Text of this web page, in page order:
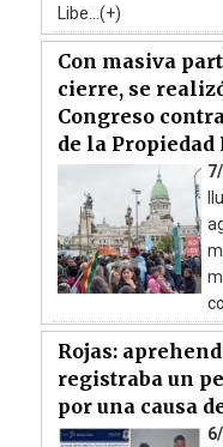
Libe...(+)
Con masiva
cierre, se
Congreso
de la Propiedad
Rojas:
registraba un
por una causa